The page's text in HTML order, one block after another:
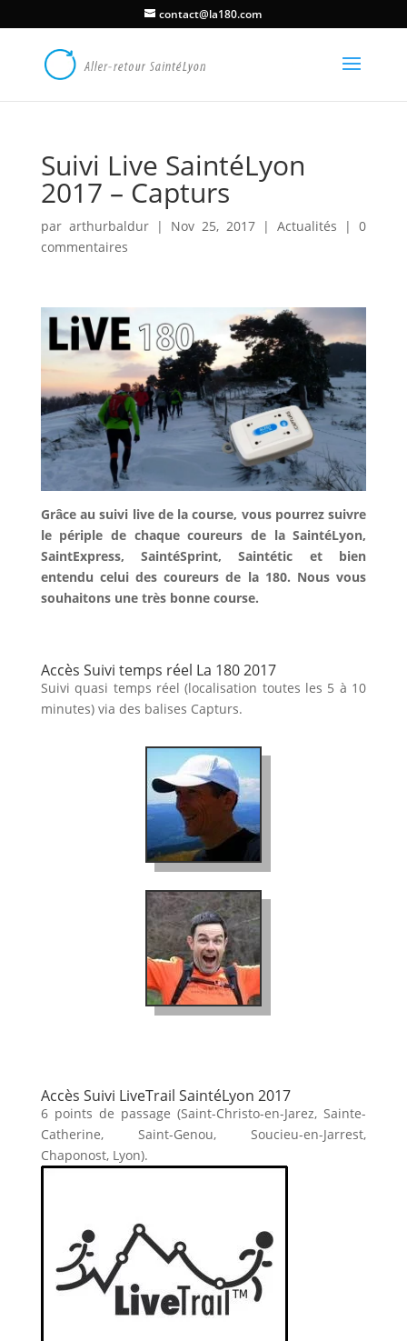
contact@la180.com
Suivi Live SaintéLyon
2017 – Capturs
par arthurbaldur| Nov 25, 2017 |Actualités |0
commentaires
Grâce au suivi live de la course, vous pourrez suivre
le périple de chaque coureurs de la SaintéLyon,
SaintExpress, SaintéSprint, Saintétic et bien
entendu celui des coureurs de la 180. Nous vous
souhaitons une très bonne course.
Accès Suivi temps réel La 180 2017
Suivi quasi temps réel (localisation toutes les 5 à 10
minutes) via des balises Capturs.
Accès Suivi LiveTrail SaintéLyon 2017
6 points de passage (Saint-Christo-en-Jarez, Sainte-
Catherine, Saint-Genou, Soucieu-en-Jarrest,
Chaponost, Lyon).